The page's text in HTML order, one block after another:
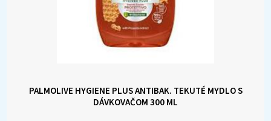
PALMOLIVE HYGIENE PLUS ANTIBAK. TEKUTÉ MYDLO S
DÁVKOVAČOM 300 ML